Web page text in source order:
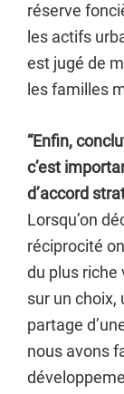
réserve
les actifs
est jugé de
les familles
“Enfin,
c’est
d’accord
Lorsqu’on
réciprocité
du plus riche
sur un choix,
partage
nous avons